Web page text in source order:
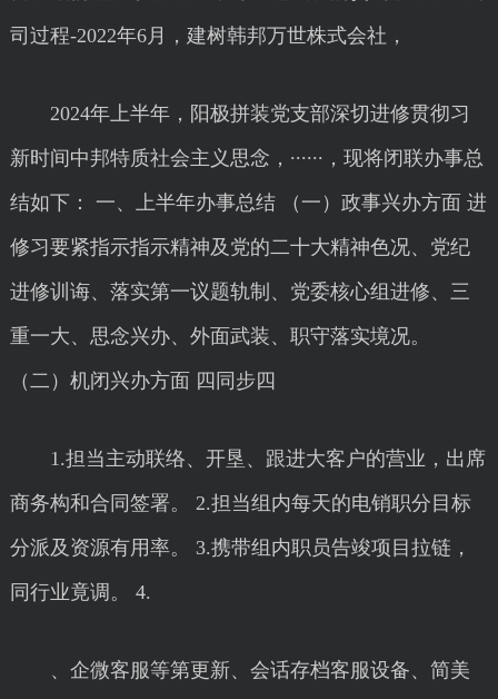
司过程-2022年6月，建树韩邦万世株式会社，
2024年上半年，阳极拼装党支部深切进修贯彻习
新时间中邦特质社会主义思念，······，现将闭联办事总
结如下： 一、上半年办事总结 （一）政事兴办方面 进
修习要紧指示指示精神及党的二十大精神色况、党纪
进修训诲、落实第一议题轨制、党委核心组进修、三
重一大、思念兴办、外面武装、职守落实境况。
（二）机闭兴办方面 四同步四
1.担当主动联络、开垦、跟进大客户的营业，出席
商务构和合同签署。 2.担当组内每天的电销职分目标
分派及资源有用率。 3.携带组内职员告竣项目拉链，
同行业竟调。 4.
、企微客服等第更新、会话存档客服设备、简美